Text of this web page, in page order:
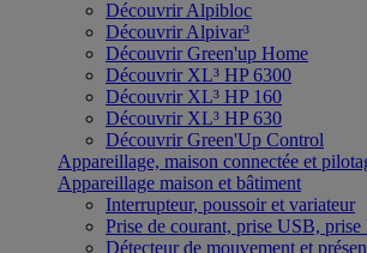
Découvrir Alpibloc
Découvrir Alpivar³
Découvrir Green'up Home
Découvrir XL³ HP 6300
Découvrir XL³ HP 160
Découvrir XL³ HP 630
Découvrir Green'Up Control
Appareillage, maison connectée et
Appareillage maison et bâtiment
Interrupteur, poussoir et variateur
Prise de courant, prise USB,
Détecteur de mouvement et